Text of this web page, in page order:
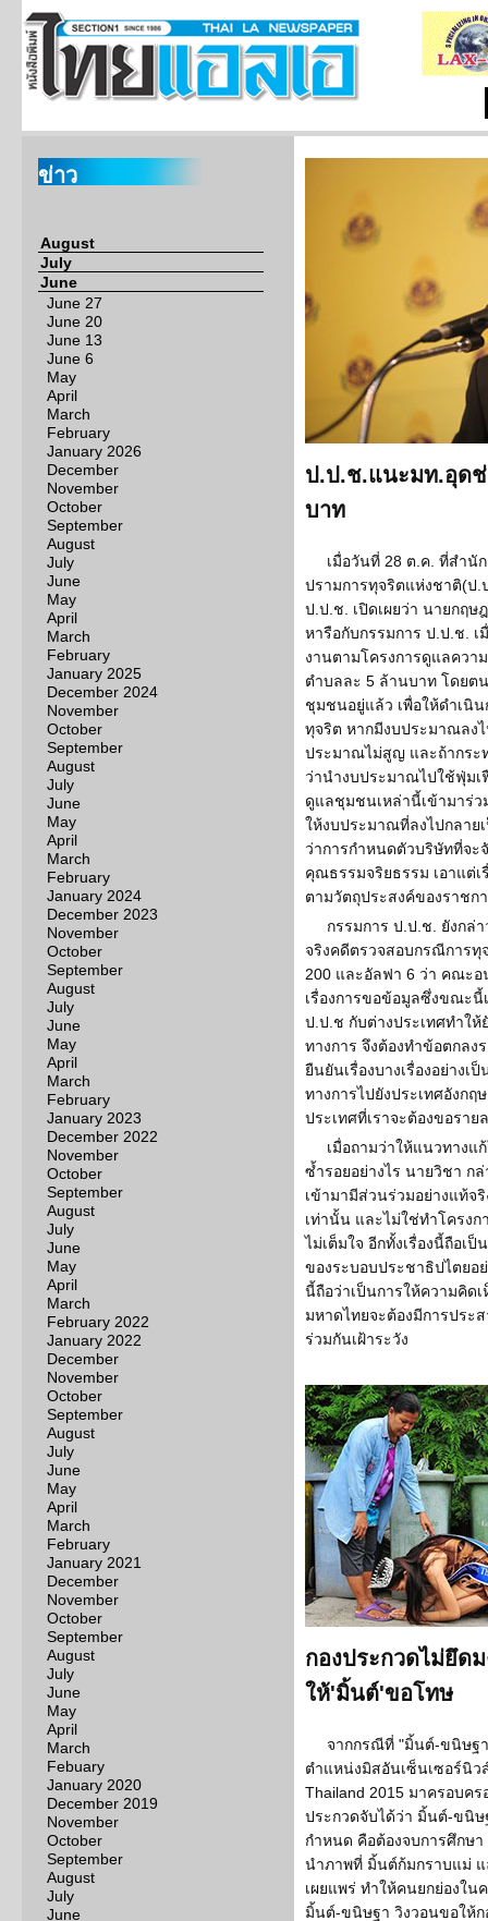
ข่าว
August
July
June
June 27
June 20
June 13
June 6
May
April
March
February
January 2026
December
November
October
September
August
July
June
May
April
March
February
January 2025
December 2024
November
October
September
August
July
June
May
April
March
February
January 2024
December 2023
November
October
September
August
July
June
May
April
March
February
January 2023
December 2022
November
October
September
August
July
June
May
April
March
February 2022
January 2022
December
November
October
September
August
July
June
May
April
March
February
January 2021
December
November
October
September
August
July
June
May
April
March
Febuary
January 2020
December 2019
November
October
September
August
July
June
ป.ป.ช.แนะมท.อุดช่
บาท
เมื่อวันที่ 28 ต.ค. ที่สำนั
ปรามการทุจริตแห่งชาติ(ป
ป.ป.ช. เปิดเผยว่า นายกฤ
หารือกับกรรมการ ป.ป.ช.
งานตามโครงการดูแลคว
ตำบลละ 5 ล้านบาท โดยต
ชุมชนอยู่แล้ว เพื่อให้ดำเนิ
ทุจริต หากมีงบประมาณลง
ประมาณไม่สูญ และถ้ากระ
ว่านำงบประมาณไปใช้ฟุ่ม
ดูแลชุมชนเหล่านี้เข้ามาร่ว
ให้งบประมาณที่ลงไปกลาย
ว่าการกำหนดตัวบริษัทที่จ
คุณธรรมจริยธรรม เอาแต่เ
ตามวัตถุประสงค์ของราชก
กรรมการ ป.ป.ช. ยังกล่
จริงคดีตรวจสอบกรณีการทุ
200 และอัลฟา 6 ว่า คณะอ
เรื่องการขอข้อมูลซึ่งขณะนี้
ป.ป.ช กับต่างประเทศทำใ
ทางการ จึงต้องทำข้อตกลง
ยืนยันเรื่องบางเรื่องอย่างเ
ทางการไปยังประเทศอังก
ประเทศที่เราจะต้องขอราย
เมื่อถามว่าให้แนวทางแ
ซ้ำรอยอย่างไร นายวิชา ก
เข้ามามีส่วนร่วมอย่างแท้จ
เท่านั้น และไม่ใช่ทำโครง
ไม่เต็มใจ อีกทั้งเรื่องนี้ถือเ
ของระบอบประชาธิปไตยอ
นี้ถือว่าเป็นการให้ความคิด
มหาดไทยจะต้องมีการประ
ร่วมกันเฝ้าระวัง
กองประกวดไม่ยึด
ให้'มิ้นต์'ขอโทษ
จากกรณีที่ "มิ้นต์-ขนิษฐ
ตำแหน่งมิสอันเซ็นเซอร์นิว
Thailand 2015 มาครอบค
ประกวดจับได้ว่า มิ้นต์-ขนิ
กำหนด คือต้องจบการศึกษ
นำภาพที่ มิ้นต์ก้มกราบแม่ แ
เผยแพร่ ทำให้คนยกย่องใ
มิ้นต์-ขนิษฐา วิงวอนขอให้ก